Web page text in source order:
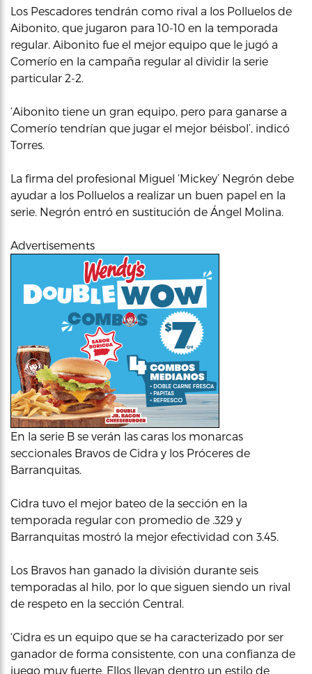
Los Pescadores tendrán como rival a los Polluelos de
Aibonito, que jugaron para 10-10 en la temporada
regular. Aibonito fue el mejor equipo que le jugó a
Comerío en la campaña regular al dividir la serie
particular 2-2.
‘Aibonito tiene un gran equipo, pero para ganarse a
Comerío tendrían que jugar el mejor béisbol’, indicó
Torres.
La firma del profesional Miguel ‘Mickey’ Negrón debe
ayudar a los Polluelos a realizar un buen papel en la
serie. Negrón entró en sustitución de Ángel Molina.
Advertisements
En la serie B se verán las caras los monarcas
seccionales Bravos de Cidra y los Próceres de
Barranquitas.
Cidra tuvo el mejor bateo de la sección en la
temporada regular con promedio de .329 y
Barranquitas mostró la mejor efectividad con 3.45.
Los Bravos han ganado la división durante seis
temporadas al hilo, por lo que siguen siendo un rival
de respeto en la sección Central.
‘Cidra es un equipo que se ha caracterizado por ser
ganador de forma consistente, con una confianza de
juego muy fuerte. Ellos llevan dentro un estilo de